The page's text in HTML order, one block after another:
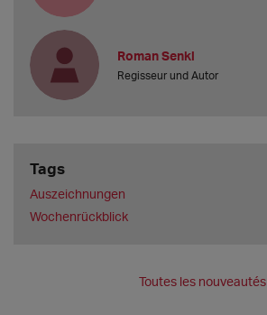
Roman Senkl
Regisseur und Autor
Tags
Auszeichnungen
Wochenrückblick
Toutes les nouveautés